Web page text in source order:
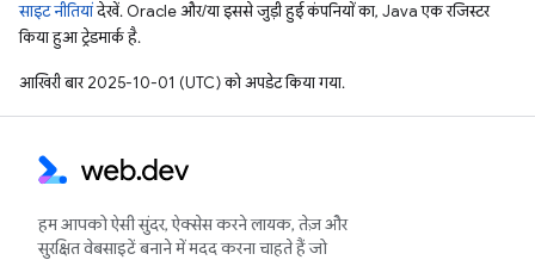
साइट नीतियांदेखें. Oracle और/या इससे जुड़ी हुई कंपनियों का, Java एक रजिस्टर
किया हुआ ट्रेडमार्क है.
आखिरी बार 2025-10-01 (UTC) को अपडेट किया गया.
हम आपको ऐसी सुंदर, ऐक्सेस करने लायक, तेज़ और
सुरक्षित वेबसाइटें बनाने में मदद करना चाहते हैं जो